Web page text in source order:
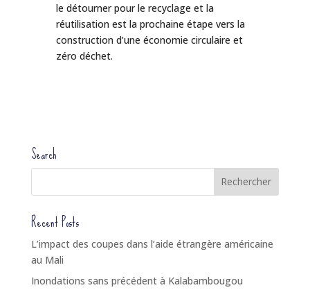
le détourner pour le recyclage et la
réutilisation est la prochaine étape vers la
construction d’une économie circulaire et
zéro déchet.
Search
Recent Posts
L’impact des coupes dans l’aide étrangère américaine
au Mali
Inondations sans précédent à Kalabambougou